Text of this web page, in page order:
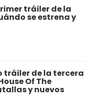
tráiler de la
se estrena y
tráiler de la tercera
Of The
y nuevos